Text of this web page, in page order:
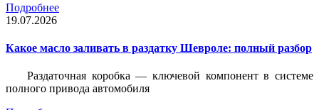
Подробнее
19.07.2026
Какое масло заливать в раздатку Шевроле: полный разбор
Раздаточная коробка — ключевой компонент в системе
полного привода автомобиля